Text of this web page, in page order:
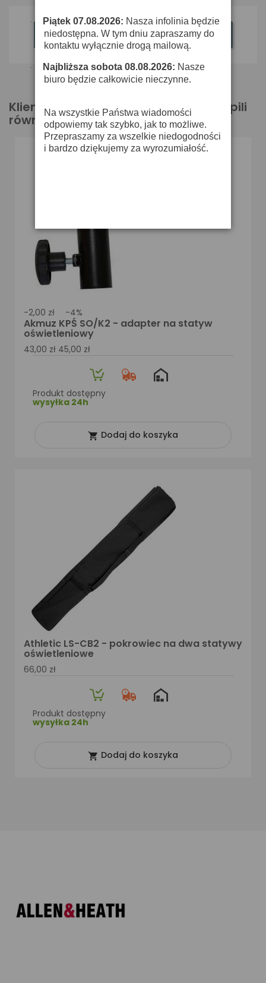
Bądź pierwszym który napisze recenzję
Klienci którzy zakupili ten produkt kupili
również:
-2,00 zł -4%
Akmuz KPŚ SO/K2 - adapter na statyw
oświetleniowy
43,00 zł 45,00 zł
Produkt dostępny
wysyłka 24h
 Dodaj do koszyka
Athletic LS-CB2 - pokrowiec na dwa statywy
oświetleniowe
66,00 zł
Produkt dostępny
wysyłka 24h
 Dodaj do koszyka
· Piątek 07.08.2026: Nasza infolinia będzie
niedostępna. W tym dniu zapraszamy do
kontaktu wyłącznie drogą mailową.
· Najbliższa sobota 08.08.2026: Nasze
biuro będzie całkowicie nieczynne.
Na wszystkie Państwa wiadomości
odpowiemy tak szybko, jak to możliwe.
Przepraszamy za wszelkie niedogodności
i bardzo dziękujemy za wyrozumiałość.